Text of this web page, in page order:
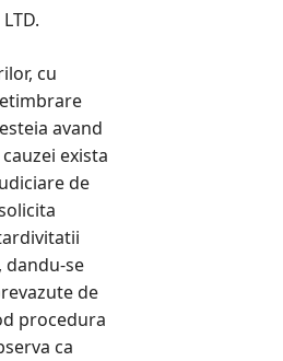
cu
avand
exista
de
se
de
procedura
ca